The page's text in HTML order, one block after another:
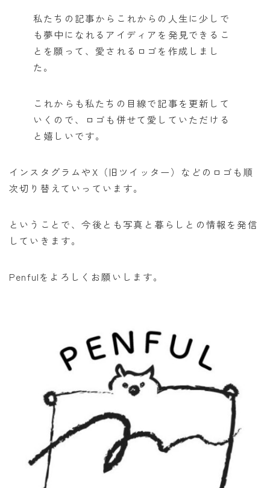
私たちの記事からこれからの人生に少しで
も夢中になれるアイディアを発見できるこ
とを願って、愛されるロゴを作成しまし
た。
これからも私たちの目線で記事を更新して
いくので、ロゴも併せて愛していただける
と嬉しいです。
インスタグラムやX（旧ツイッター）などのロゴも順
次切り替えていっています。
ということで、今後とも写真と暮らしとの情報を発信
していきます。
Penfulをよろしくお願いします。